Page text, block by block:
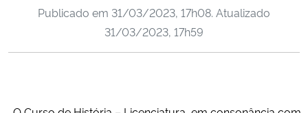
Ministério da Cidadania
Publicado em 31/03/2023, 17h08. Atualizado
31/03/2023, 17h59